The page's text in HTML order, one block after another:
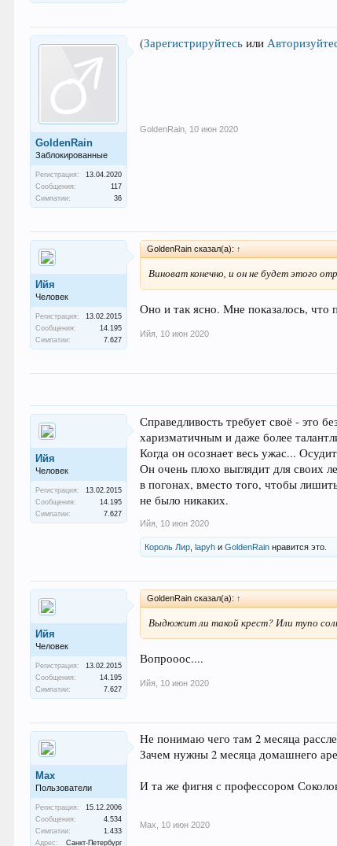
GoldenRain
Заблокированные
Регистрация:
13.04.2020
Сообщения:
117
Симпатии:
36
(Зарегистрируйтесь или
GoldenRain 10 июн 2020
Ийя
Человек
Регистрация:
13.02.2015
Сообщения:
14.195
Симпатии:
7.627
GoldenRain сказал(а): ↑
Виноват конечно, и он не будет этого
Оно и так ясно. Мне показалось, что
Ийя 10 июн 2020
Ийя
Человек
Регистрация:
13.02.2015
Сообщения:
14.195
Симпатии:
7.627
Справедливость требует своё - это
харизматичным и даже более
Когда он осознает весь ужас...
Он очень плохо выглядит для своих
в погонах, вместо того, чтобы
не было никаких.
Ийя 10 июн 2020
Король Лир ,lapyh иGoldenRain нравится это.
Ийя
Человек
Регистрация:
13.02.2015
Сообщения:
14.195
Симпатии:
7.627
GoldenRain сказал(а): ↑
Выдюжит ли такой крест? Или тупо
Вопрооос....
Ийя 10 июн 2020
Max
Пользователи
Регистрация:
15.12.2006
Сообщения:
4.534
Симпатии:
1.433
Адрес:
Санкт-Петербург
Не понимаю чего там 2 месяца
Зачем нужны 2 месяца домашнего
И та же фигня с профессором
Max 10 июн 2020